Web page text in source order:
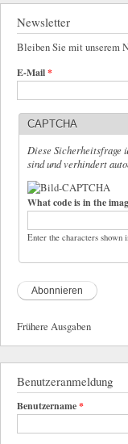
Newsletter
Bleiben Sie mit unserem
E-Mail*
CAPTCHA
Diese Sicherheitsfrage
sind und verhindert
What code is in the
Enter the characters shown
Frühere Ausgaben
Benutzeranmeldung
Benutzername*